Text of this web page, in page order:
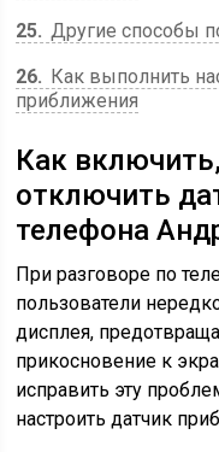
25 Другие способы
26
Как выполнить
приближения
Как
отключить
телефона
При разговоре по
пользователи
дисплея,
прикосновение к
исправить эту
настроить датчик